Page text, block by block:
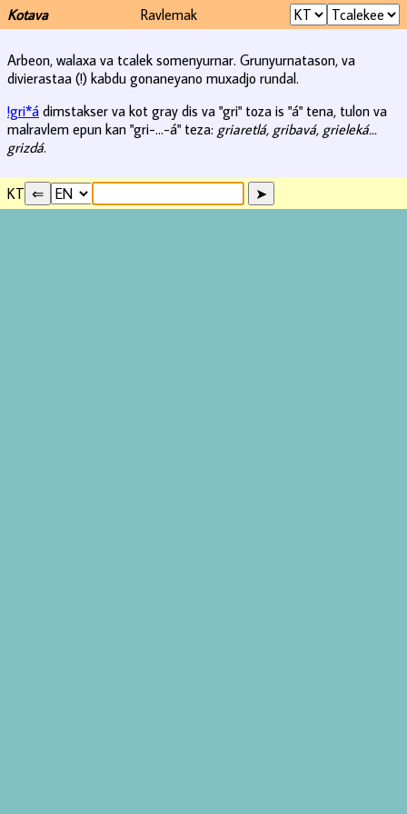
Kotava Ravlemak
Arbeon, walaxa va tcalek somenyurnar. Grunyurnatason, va
divierastaa (!) kabdu gonaneyano muxadjo rundal.
!gri*á dimstakser va kot gray dis va "gri" toza is "á" tena, tulon va
malravlem epun kan "gri-...-á" teza: griaretlá, gribavá, grieleká...
grizdá.
KT